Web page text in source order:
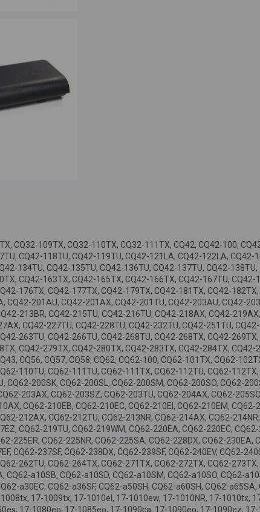
CQ32-109TX, CQ32-110TX, CQ32-111TX, CQ42, CQ42-100,
CQ42-118TU, CQ42-119TU, CQ42-121LA, CQ42-122LA, CQ42-
134TU, CQ42-135TU, CQ42-136TU, CQ42-137TU, CQ42-
CQ42-163TX, CQ42-165TX, CQ42-166TX, CQ42-167TU, CQ42-
176TX, CQ42-177TX, CQ42-179TX, CQ42-181TX, CQ42-
201AU, CQ42-201AX, CQ42-201TU, CQ42-203AU, CQ42-
213BR, CQ42-215TU, CQ42-216TU, CQ42-218AX, CQ42-
CQ42-227TU, CQ42-228TU, CQ42-232TU, CQ42-251TU,
263TU, CQ42-266TU, CQ42-268TU, CQ42-268TX, CQ42-
CQ42-279TX, CQ42-280TX, CQ42-283TX, CQ42-284TX, CQ42-
CQ56, CQ57, CQ58, CQ62, CQ62-100, CQ62-101TX, CQ62-
110TU, CQ62-111TU, CQ62-111TX, CQ62-112TU, CQ62-
200SK, CQ62-200SL, CQ62-200SM, CQ62-200SO, CQ62-
203AX, CQ62-203SZ, CQ62-203TU, CQ62-204AX, CQ62-
CQ62-210EB, CQ62-210EC, CQ62-210EI, CQ62-210EM, CQ62-
212AX, CQ62-212TU, CQ62-213NR, CQ62-214AX, CQ62-
CQ62-219TU, CQ62-219WM, CQ62-220EA, CQ62-220EC,
225ER, CQ62-225NR, CQ62-225SA, CQ62-228DX, CQ62-230EA,
CQ62-237SF, CQ62-238DX, CQ62-239SF, CQ62-240EV, CQ62-
262TU, CQ62-264TX, CQ62-271TX, CQ62-272TX, CQ62-
a10SB, CQ62-a10SD, CQ62-a10SM, CQ62-a10SO, CQ62-
a30EC, CQ62-a36SF, CQ62-a50SH, CQ62-a60SH, CQ62-
17-1009tx, 17-1010el, 17-1010ew, 17-1010NR, 17-1010tx,
17-1080eo, 17-1085eo, 17-1090ca, 17-1090eo, 17-1090ez,